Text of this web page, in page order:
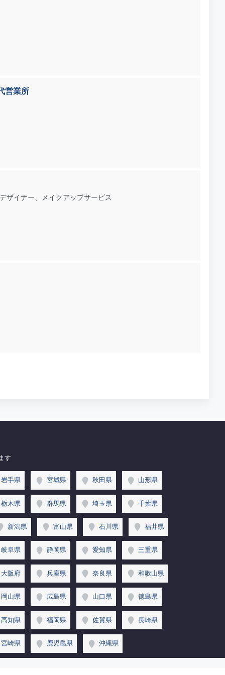
営業所
ザイナー、メイクアップサービス
す
手県 宮城県 秋田県 山形県
木県 群馬県 埼玉県 千葉県
新潟県 富山県 石川県 福井県
阜県 静岡県 愛知県 三重県
阪府 兵庫県 奈良県 和歌山県
山県 広島県 山口県 徳島県
知県 福岡県 佐賀県 長崎県
崎県 鹿児島県 沖縄県